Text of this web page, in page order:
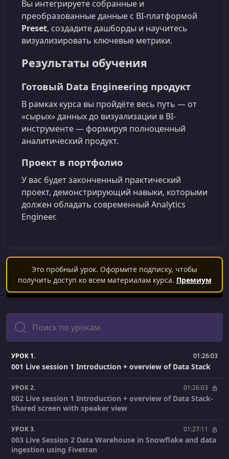
Вы интегрируете собранные и
преобразованные данные с BI-платформой
Preset, создадите дашборды и научитесь
визуализировать ключевые метрики.
Результаты обучения
Готовый Data Engineering продукт
В рамках курса вы пройдёте весь путь — от
«сырых» данных до визуализации в BI-
инструменте — формируя полноценный
аналитический продукт.
Проект в портфолио
У вас будет законченный практический
проект, демонстрирующий навыки, которыми
должен обладать современный Analytics
Engineer.
Это пробный урок. Оформите подписку, чтобы
получить доступ ко всем материалам курса. Премиум
Поиск
УРОК 1. 01:26:03
001 Live session 1 Introduction + overview of Data Stack
УРОК 2. 01:26:03
002 Live session 1 Introduction + overview of Data Stack-
Shared screen with speaker view
УРОК 3. 01:27:11
003 Live Session 2 Data Warehouse in Snowflake and data
ingestion using Fivetran